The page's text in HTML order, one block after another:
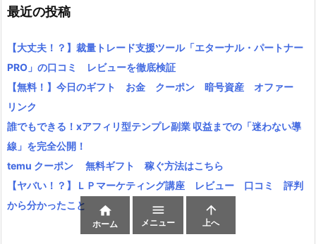
最近の投稿
【大丈夫！？】裁量トレード支援ツール「エターナル・パートナー
PRO」の口コミ レビューを徹底検証
【無料！】今日のギフト お金 クーポン 暗号資産 オファー
リンク
誰でもできる！xアフィリ型テンプレ副業 収益までの「迷わない導
線」を完全公開！
temu クーポン 無料ギフト 稼ぐ方法はこちら
【ヤバい！？】ＬＰマーケティング講座 レビュー 口コミ 評判
から分かったこと

ホーム

メニュー

上へ